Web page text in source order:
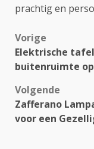
prachtig en
Bericht
navigatie
Vorige
Elektrische
buitenruimte
Volgende
Zafferano
voor een